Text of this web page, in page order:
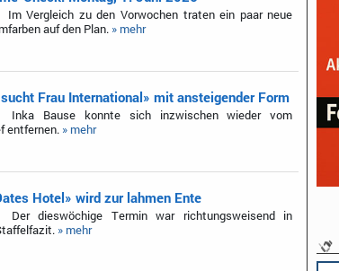
Im Vergleich zu den Vorwochen traten ein paar neue
auf den Plan. » mehr
Frau International» mit ansteigender Form
Inka Bause konnte sich inzwischen wieder vom
entfernen. » mehr
Hotel» wird zur lahmen Ente
Der dieswöchige Termin war richtungsweisend in
» mehr